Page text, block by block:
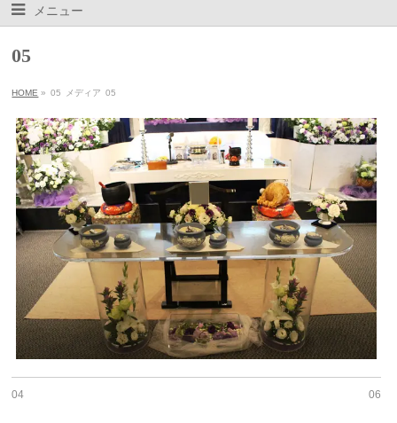
メニュー
05
HOME » 05 メディア 05
04 06